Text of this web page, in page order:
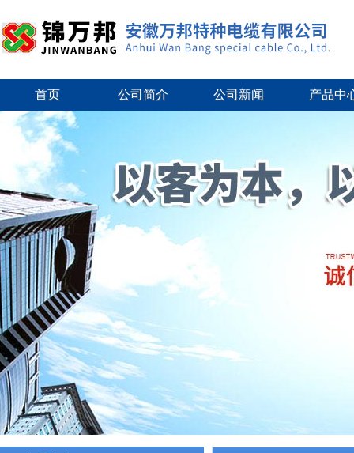
首页 公司简介 公司新闻 产品中